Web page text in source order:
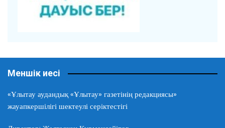
Меншік иесі
«Ұлытау аудандық «Ұлытау» газетінің редакциясы»
жауапкершілігі шектеулі серіктестігі